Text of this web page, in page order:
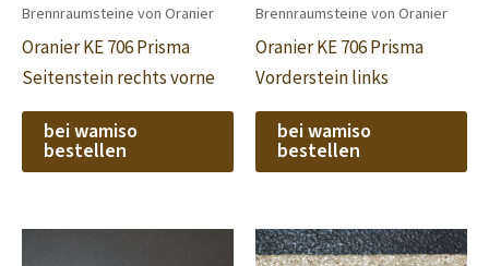
Brennraumsteine von Oranier
Oranier KE 706 Prisma
Seitenstein rechts vorne
bei wamiso
bestellen
Brennraumsteine von Oranier
Oranier KE 706 Prisma
Vorderstein links
bei wamiso
bestellen